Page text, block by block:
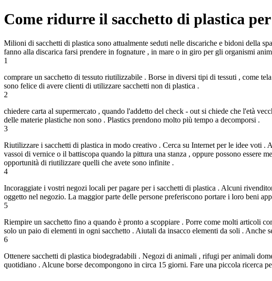
Come ridurre il sacchetto di plastica
Milioni di sacchetti di plastica sono attualmente seduti nelle discariche e bidoni della
fanno alla discarica farsi prendere in fognature , in mare o in giro per gli organismi
1
comprare un sacchetto di tessuto riutilizzabile . Borse in diversi tipi di tessuti , come
sono felice di avere clienti di utilizzare sacchetti non di plastica .
2
chiedere carta al supermercato , quando l'addetto del check - out si chiede che l'età
delle materie plastiche non sono . Plastics prendono molto più tempo a decomporsi .
3
Riutilizzare i sacchetti di plastica in modo creativo . Cerca su Internet per le idee voti .
vassoi di vernice o il battiscopa quando la pittura una stanza , oppure possono essere
opportunità di riutilizzare quelli che avete sono infinite .
4
Incoraggiate i vostri negozi locali per pagare per i sacchetti di plastica . Alcuni
oggetto nel negozio. La maggior parte delle persone preferiscono portare i loro beni
5
Riempire un sacchetto fino a quando è pronto a scoppiare . Porre come molti articoli
solo un paio di elementi in ogni sacchetto . Aiutali da insacco elementi da soli . Anche
6
Ottenere sacchetti di plastica biodegradabili . Negozi di animali , rifugi per animali
quotidiano . Alcune borse decompongono in circa 15 giorni. Fare una piccola ricerca